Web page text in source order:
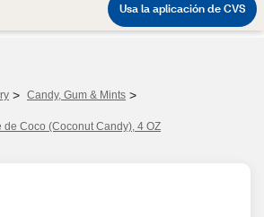
> Candy, Gum & Mints >
Coco (Coconut Candy), 4 OZ